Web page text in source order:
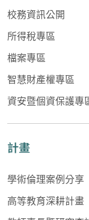
校務資訊公開
所得稅專區
檔案專區
智慧財產權專區
資安暨個資保護專
計畫
學術倫理案例分享
高等教育深耕計畫